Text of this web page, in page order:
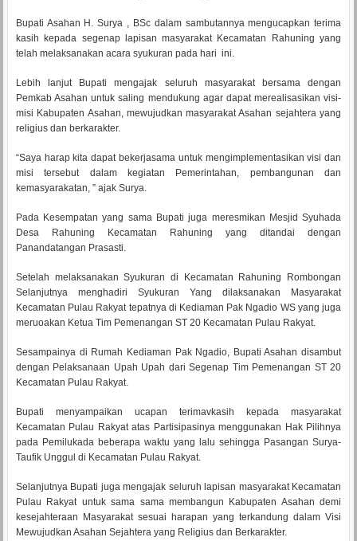
Bupati Asahan H. Surya , BSc dalam sambutannya mengucapkan terima
kasih kepada segenap lapisan masyarakat Kecamatan Rahuning yang
telah melaksanakan acara syukuran pada hari ini.
Lebih lanjut Bupati mengajak seluruh masyarakat bersama dengan
Pemkab Asahan untuk saling mendukung agar dapat merealisasikan visi-
misi Kabupaten Asahan, mewujudkan masyarakat Asahan sejahtera yang
religius dan berkarakter.
“Saya harap kita dapat bekerjasama untuk mengimplementasikan visi dan
misi tersebut dalam kegiatan Pemerintahan, pembangunan dan
kemasyarakatan, ” ajak Surya.
Pada Kesempatan yang sama Bupati juga meresmikan Mesjid Syuhada
Desa Rahuning Kecamatan Rahuning yang ditandai dengan
Panandatangan Prasasti.
Setelah melaksanakan Syukuran di Kecamatan Rahuning Rombongan
Selanjutnya menghadiri Syukuran Yang dilaksanakan Masyarakat
Kecamatan Pulau Rakyat tepatnya di Kediaman Pak Ngadio WS yang juga
meruoakan Ketua Tim Pemenangan ST 20 Kecamatan Pulau Rakyat.
Sesampainya di Rumah Kediaman Pak Ngadio, Bupati Asahan disambut
dengan Pelaksanaan Upah Upah dari Segenap Tim Pemenangan ST 20
Kecamatan Pulau Rakyat.
Bupati menyampaikan ucapan terimavkasih kepada masyarakat
Kecamatan Pulau Rakyat atas Partisipasinya menggunakan Hak Pilihnya
pada Pemilukada beberapa waktu yang lalu sehingga Pasangan Surya-
Taufik Unggul di Kecamatan Pulau Rakyat.
Selanjutnya Bupati juga mengajak seluruh lapisan masyarakat Kecamatan
Pulau Rakyat untuk sama sama membangun Kabupaten Asahan demi
kesejahteraan Masyarakat sesuai harapan yang terkandung dalam Visi
Mewujudkan Asahan Sejahtera yang Religius dan Berkarakter.